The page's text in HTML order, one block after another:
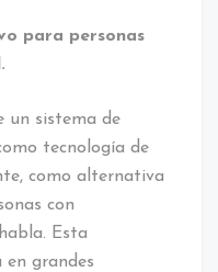
para personas
un sistema de
tecnología de
como alternativa
con
Esta
en grandes